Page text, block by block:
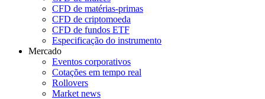
CFD de matérias-primas
CFD de criptomoeda
CFD de fundos ETF
Especificação do instrumento
Mercado
Eventos corporativos
Cotações em tempo real
Rollovers
Market news